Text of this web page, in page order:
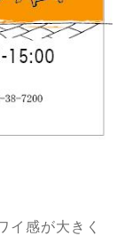
イ感が大きく